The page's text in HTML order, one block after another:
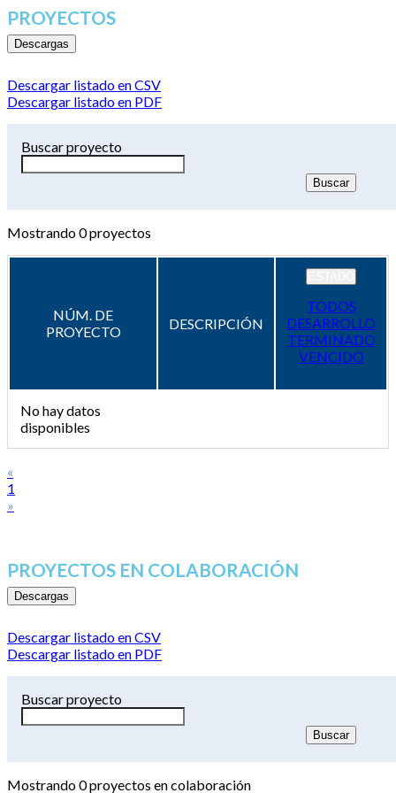
PROYECTOS
Descargas
Descargar listado en CSV
Descargar listado en PDF
Buscar proyecto
Mostrando0proyectos
NÚM. DE
PROYECTO
DESCRIPCIÓN
TODOS
DESARROLLO
TERMINADO
VENCIDO
No hay datos
disponibles
«
1
»
PROYECTOS EN COLABORACIÓN
Descargas
Descargar listado en CSV
Descargar listado en PDF
Buscar proyecto
Mostrando0proyectos en colaboración